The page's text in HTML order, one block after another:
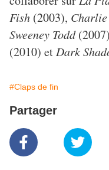
Fish (2003),
Sweeney Todd
(2010) et Dark
#Claps de fin
Partager